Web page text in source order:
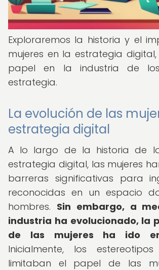
Exploraremos la historia y el
mujeres en la estrategia
papel en la industria de
estrategia.
La evolución de las
estrategia digital
A lo largo de la historia de
estrategia digital, las mujeres
barreras significativas para
reconocidas en un espacio
hombres. Sin embargo, a
industria ha evolucionado, la
de las mujeres ha ido
Inicialmente, los
limitaban el papel de las